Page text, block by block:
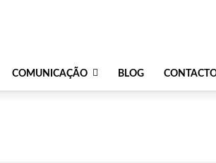
COMUNICAÇÃO BLOG